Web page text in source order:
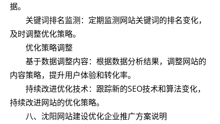
据。
关键词排名监测：定期监测网站关键词的排名变化，
及时调整优化策略。
优化策略调整
基于数据调整内容：根据数据分析结果，调整网站的
内容策略，提升用户体验和转化率。
持续改进优化技术：跟踪新的SEO技术和算法变化，
持续改进网站的优化策略。
八、沈阳网站建设优化企业推广方案说明